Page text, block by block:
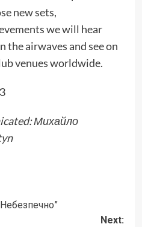
new sets,
we will hear
the airwaves and see on
venues worldwide.
Михайло
Next: